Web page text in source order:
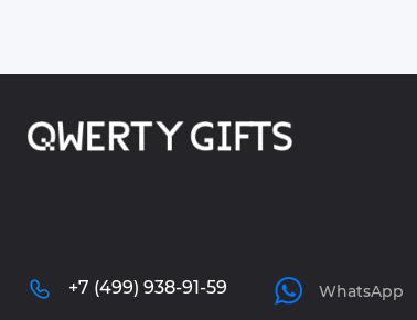
+7 (499) 938-91-59 WhatsApp